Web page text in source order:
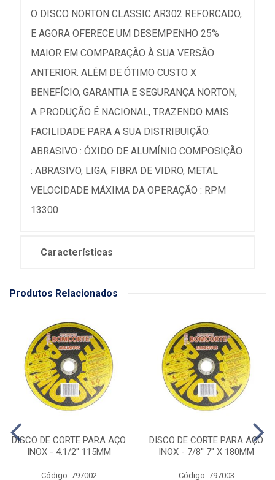
O DISCO NORTON CLASSIC AR302 REFORCADO,
E AGORA OFERECE UM DESEMPENHO 25%
MAIOR EM COMPARAÇÃO À SUA VERSÃO
ANTERIOR. ALÉM DE ÓTIMO CUSTO X
BENEFÍCIO, GARANTIA E SEGURANÇA NORTON,
A PRODUÇÃO É NACIONAL, TRAZENDO MAIS
FACILIDADE PARA A SUA DISTRIBUIÇÃO.
ABRASIVO : ÓXIDO DE ALUMÍNIO COMPOSIÇÃO
: ABRASIVO, LIGA, FIBRA DE VIDRO, METAL
VELOCIDADE MÁXIMA DA OPERAÇÃO : RPM
13300
Características
Produtos Relacionados
DISCO DE CORTE PARA AÇO
INOX - 4.1/2'' 115MM
Código: 797002
DISCO DE CORTE PARA AÇO
INOX - 7/8'' 7'' X 180MM
Código: 797003